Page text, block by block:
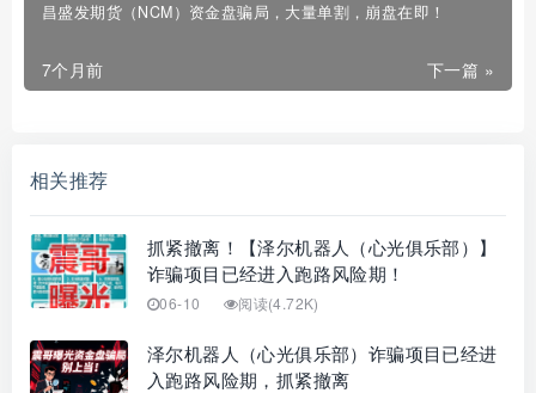
昌盛发期货（NCM）资金盘骗局，大量单割，崩盘在即！
下一篇 »
7个月前
相关推荐
抓紧撤离！【泽尔机器人（心光俱乐部）】
诈骗项目已经进入跑路风险期！
06-10 阅读(4.72K)
泽尔机器人（心光俱乐部）诈骗项目已经进
入跑路风险期，抓紧撤离